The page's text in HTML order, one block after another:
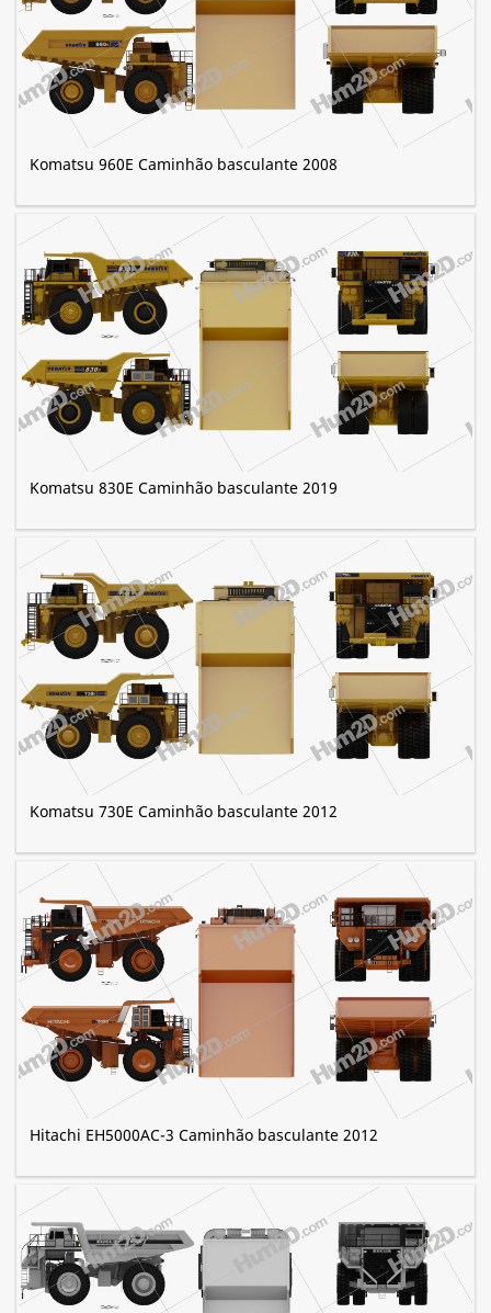
Komatsu 960E Caminhão basculante 2008
Komatsu 830E Caminhão basculante 2019
Komatsu 730E Caminhão basculante 2012
Hitachi EH5000AC-3 Caminhão basculante 2012